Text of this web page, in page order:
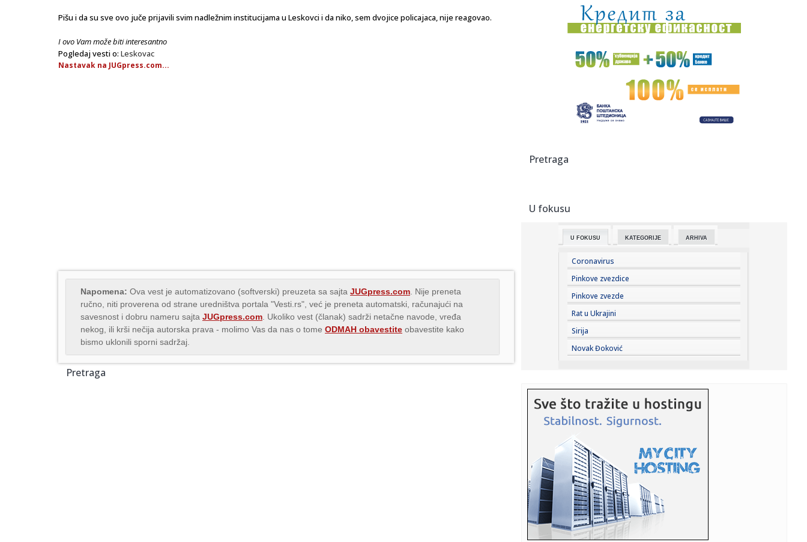
Pišu i da su sve ovo juče prijavili svim nadležnim institucijama u Leskovci i da niko, sem dvojice policajaca, nije reagovao.
I ovo Vam može biti interesantno
Pogledaj vesti o: Leskovac
Nastavak na JUGpress.com...
Napomena: Ova vest je automatizovano (softverski) preuzeta sa sajta JUGpress.com . Nije preneta
ručno, niti proverena od strane uredništva portala "Vesti.rs", već je preneta automatski, računajući na
savesnost i dobru nameru sajta JUGpress.com . Ukoliko vest (članak) sadrži netačne navode, vređa
nekog, ili krši nečija autorska prava - molimo Vas da nas o tome ODMAH obavestite obavestite kako
bismo uklonili sporni sadržaj.
Pretraga
15:46:Dramatična borba sa vatrenom stihijom ne prestaje!
Čaušić od ...
15:46:Vučić: Nisam sa Zelenskim razgovarao o vojnoj saradnji,
fabrika...
Земљотрес јачине 2,5 степени ...
15:42:Simeone o Alvarezu: "Situacija je vrlo jasna"
pretnja...
15:34:
15:30:
Subotica: JKP „Stadion” apeluje na oprez zbog visokih
15:30:Toyota GR GT u seriji od samo 500 primeraka
15:27:Subotica: Izmenjeno radno vreme pojedinih ambulanti
Doma zdravlja...
15:26:"Bilo je razgovora sa Partizanom, ali odluičio sam se zbog
Obrad...
15:21: Podivljali ciklon ruši sve pred sobom – udari vetra od 216
kil...
15:18:
(VIDEO)
15:12:Oproštaj Saše Lukića: "Došlo je vreme da krenem dalje"
15:11:Regionalna mreža SafeJournalists osudila prijetnje smrću
Veranu...
15:09:Registrovan zemljotres u Srbiji
Pretraga
U fokusu
U FOKUSU KATEGORIJE ARHIVA
Coronavirus
Pinkove zvezdice
Pinkove zvezde
Rat u Ukrajini
Sirija
Novak Đoković